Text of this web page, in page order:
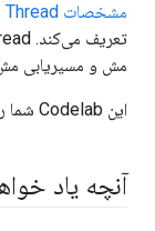
مشخصات Thread
مش و مسیریابی
این Codelab شما را در شبیه‌سازی یک شبکه Thread روی دستگاه‌های شبیه‌سازی شده راهنمایی می‌کند.
آنچه یاد